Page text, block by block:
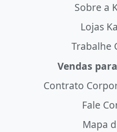
Sobre a
Lojas
Trabalhe
Vendas
Contrato
Fale
Mapa